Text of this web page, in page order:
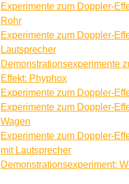
Experimente zum Doppler-
Rohr
Experimente zum Doppler-
Lautsprecher
Demonstrationsexperimente
Effekt: Phyphox
Experimente zum Doppler-
Experimente zum Doppler-
Wagen
Experimente zum Doppler-
mit Lautsprecher
Demonstrationsexperiment: